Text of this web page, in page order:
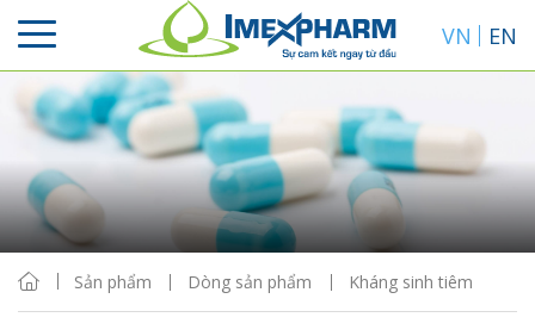
VN EN
Sản phẩm Dòng sản phẩm Kháng sinh tiêm
Sắp xếp
Hiển thị